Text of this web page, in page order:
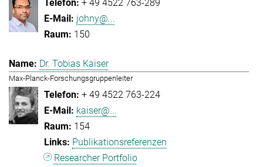
+ 49 4522 763-289
johny@...
150
Dr. Tobias Kaiser
Max-Planck-Forschungsgruppenleiter
+ 49 4522 763-224
kaiser@...
154
Publikationsreferenzen
Researcher Portfolio